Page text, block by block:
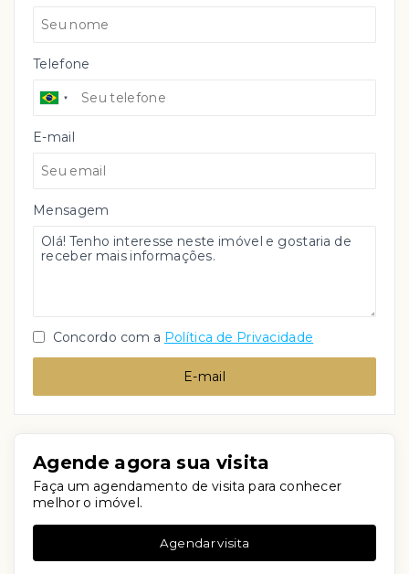
Telefone
E-mail
Mensagem
Concordo com a Política de Privacidade
E-mail
Agende agora sua visita
Faça um agendamento de visita para conhecer
melhor o imóvel.
Agendar visita